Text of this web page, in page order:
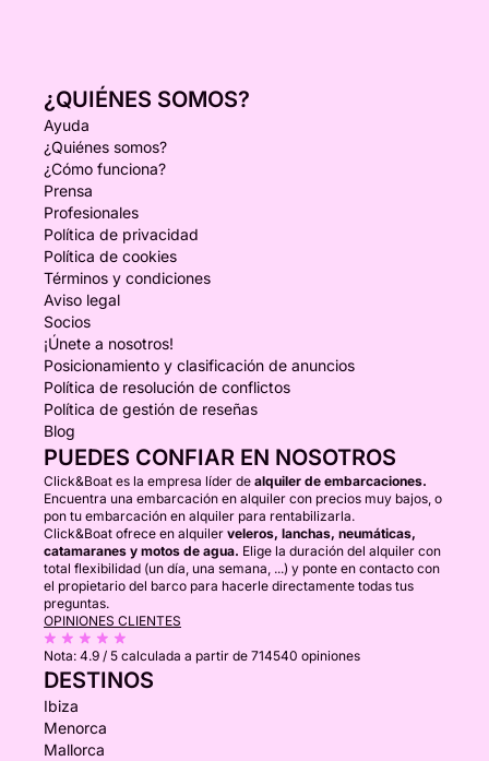
¿QUIÉNES SOMOS?
Ayuda
¿Quiénes somos?
¿Cómo funciona?
Prensa
Profesionales
Política de privacidad
Política de cookies
Términos y condiciones
Aviso legal
Socios
¡Únete a nosotros!
Posicionamiento y clasificación de anuncios
Política de resolución de conflictos
Política de gestión de reseñas
Blog
PUEDES CONFIAR EN NOSOTROS
Click&Boat es la empresa líder de alquiler de embarcaciones.
Encuentra una embarcación en alquiler con precios muy bajos, o
pon tu embarcación en alquiler para rentabilizarla.
Click&Boat ofrece en alquiler veleros, lanchas, neumáticas,
catamaranes y motos de agua. Elige la duración del alquiler con
total flexibilidad (un día, una semana, ...) y ponte en contacto con
el propietario del barco para hacerle directamente todas tus
preguntas.
OPINIONES CLIENTES
Nota: 4.9 / 5 calculada a partir de 714540 opiniones
DESTINOS
Ibiza
Menorca
Mallorca